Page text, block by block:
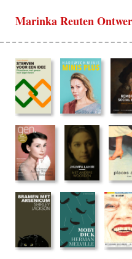
Marinka Reuten